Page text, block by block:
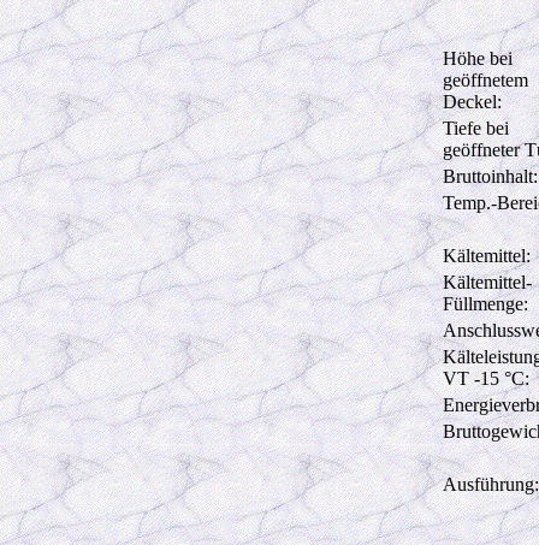
Höhe bei
geöffnetem
Deckel:
Tiefe bei
geöffneter
Bruttoinhalt:
Temp.-
Kältemittel:
Kältemittel-
Füllmenge:
VT -15 °C:
Ausführung: